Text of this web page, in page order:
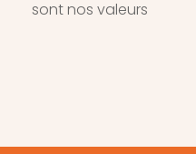
sont nos valeurs